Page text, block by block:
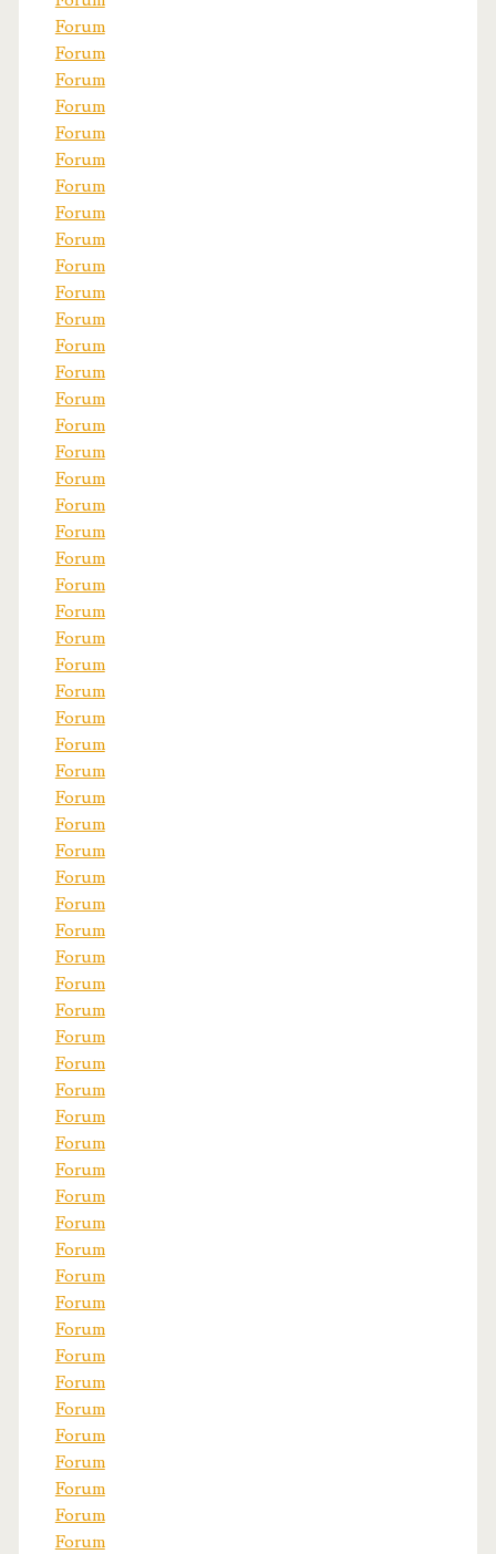
Forum
Forum
Forum
Forum
Forum
Forum
Forum
Forum
Forum
Forum
Forum
Forum
Forum
Forum
Forum
Forum
Forum
Forum
Forum
Forum
Forum
Forum
Forum
Forum
Forum
Forum
Forum
Forum
Forum
Forum
Forum
Forum
Forum
Forum
Forum
Forum
Forum
Forum
Forum
Forum
Forum
Forum
Forum
Forum
Forum
Forum
Forum
Forum
Forum
Forum
Forum
Forum
Forum
Forum
Forum
Forum
Forum
Forum